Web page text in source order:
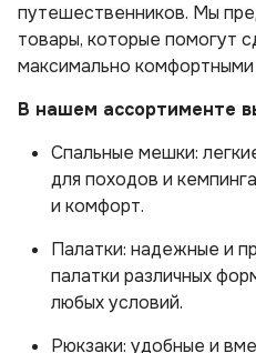
путешественников. Мы
товары, которые помогут
максимально
В нашем ассортименте
Спальные мешки:
для походов и
и комфорт.
Палатки: надежные и
палатки различных
любых условий.
Рюкзаки: удобные и